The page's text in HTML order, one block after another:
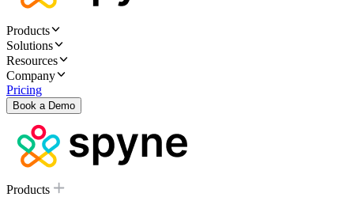
Products
Solutions
Resources
Company
Pricing
Book a Demo
Products